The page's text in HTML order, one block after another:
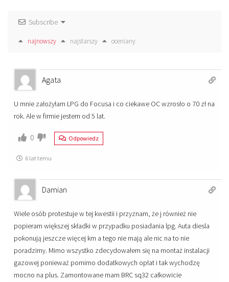
Subscribe
najnowszy najstarszy oceniany
Agata
U mnie założyłam LPG do Focusa i co ciekawe OC wzrosło o 70 zł na
rok. Ale w firmie jestem od 5 lat.
0 Odpowiedz
6 lat temu
Damian
Wiele osób protestuje w tej kwestii i przyznam, że j również nie
popieram większej składki w przypadku posiadania lpg. Auta diesla
pokonują jeszcze więcej km a tego nie mają ale nic na to nie
poradzimy. Mimo wszystko zdecydowałem się na montaż instalacji
gazowej ponieważ pomimo dodatkowych opłat i tak wychodzę
mocno na plus. Zamontowane mam BRC sq32 całkowicie